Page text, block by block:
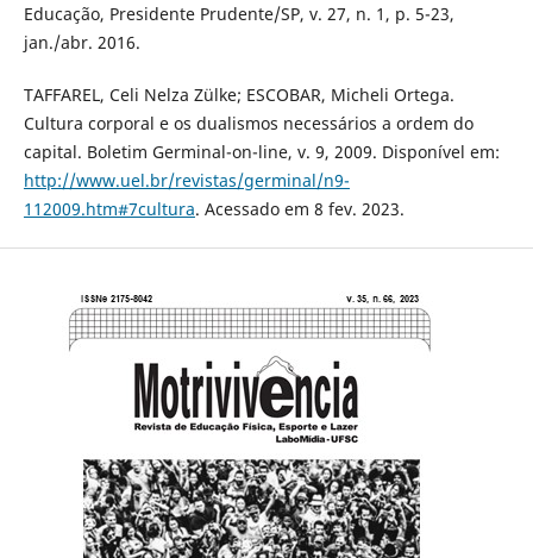
Educação, Presidente Prudente/SP, v. 27, n. 1, p. 5-23,
jan./abr. 2016.
TAFFAREL, Celi Nelza Zülke; ESCOBAR, Micheli Ortega.
Cultura corporal e os dualismos necessários a ordem do
capital. Boletim Germinal-on-line, v. 9, 2009. Disponível em:
http://www.uel.br/revistas/germinal/n9-
112009.htm#7cultura. Acessado em 8 fev. 2023.